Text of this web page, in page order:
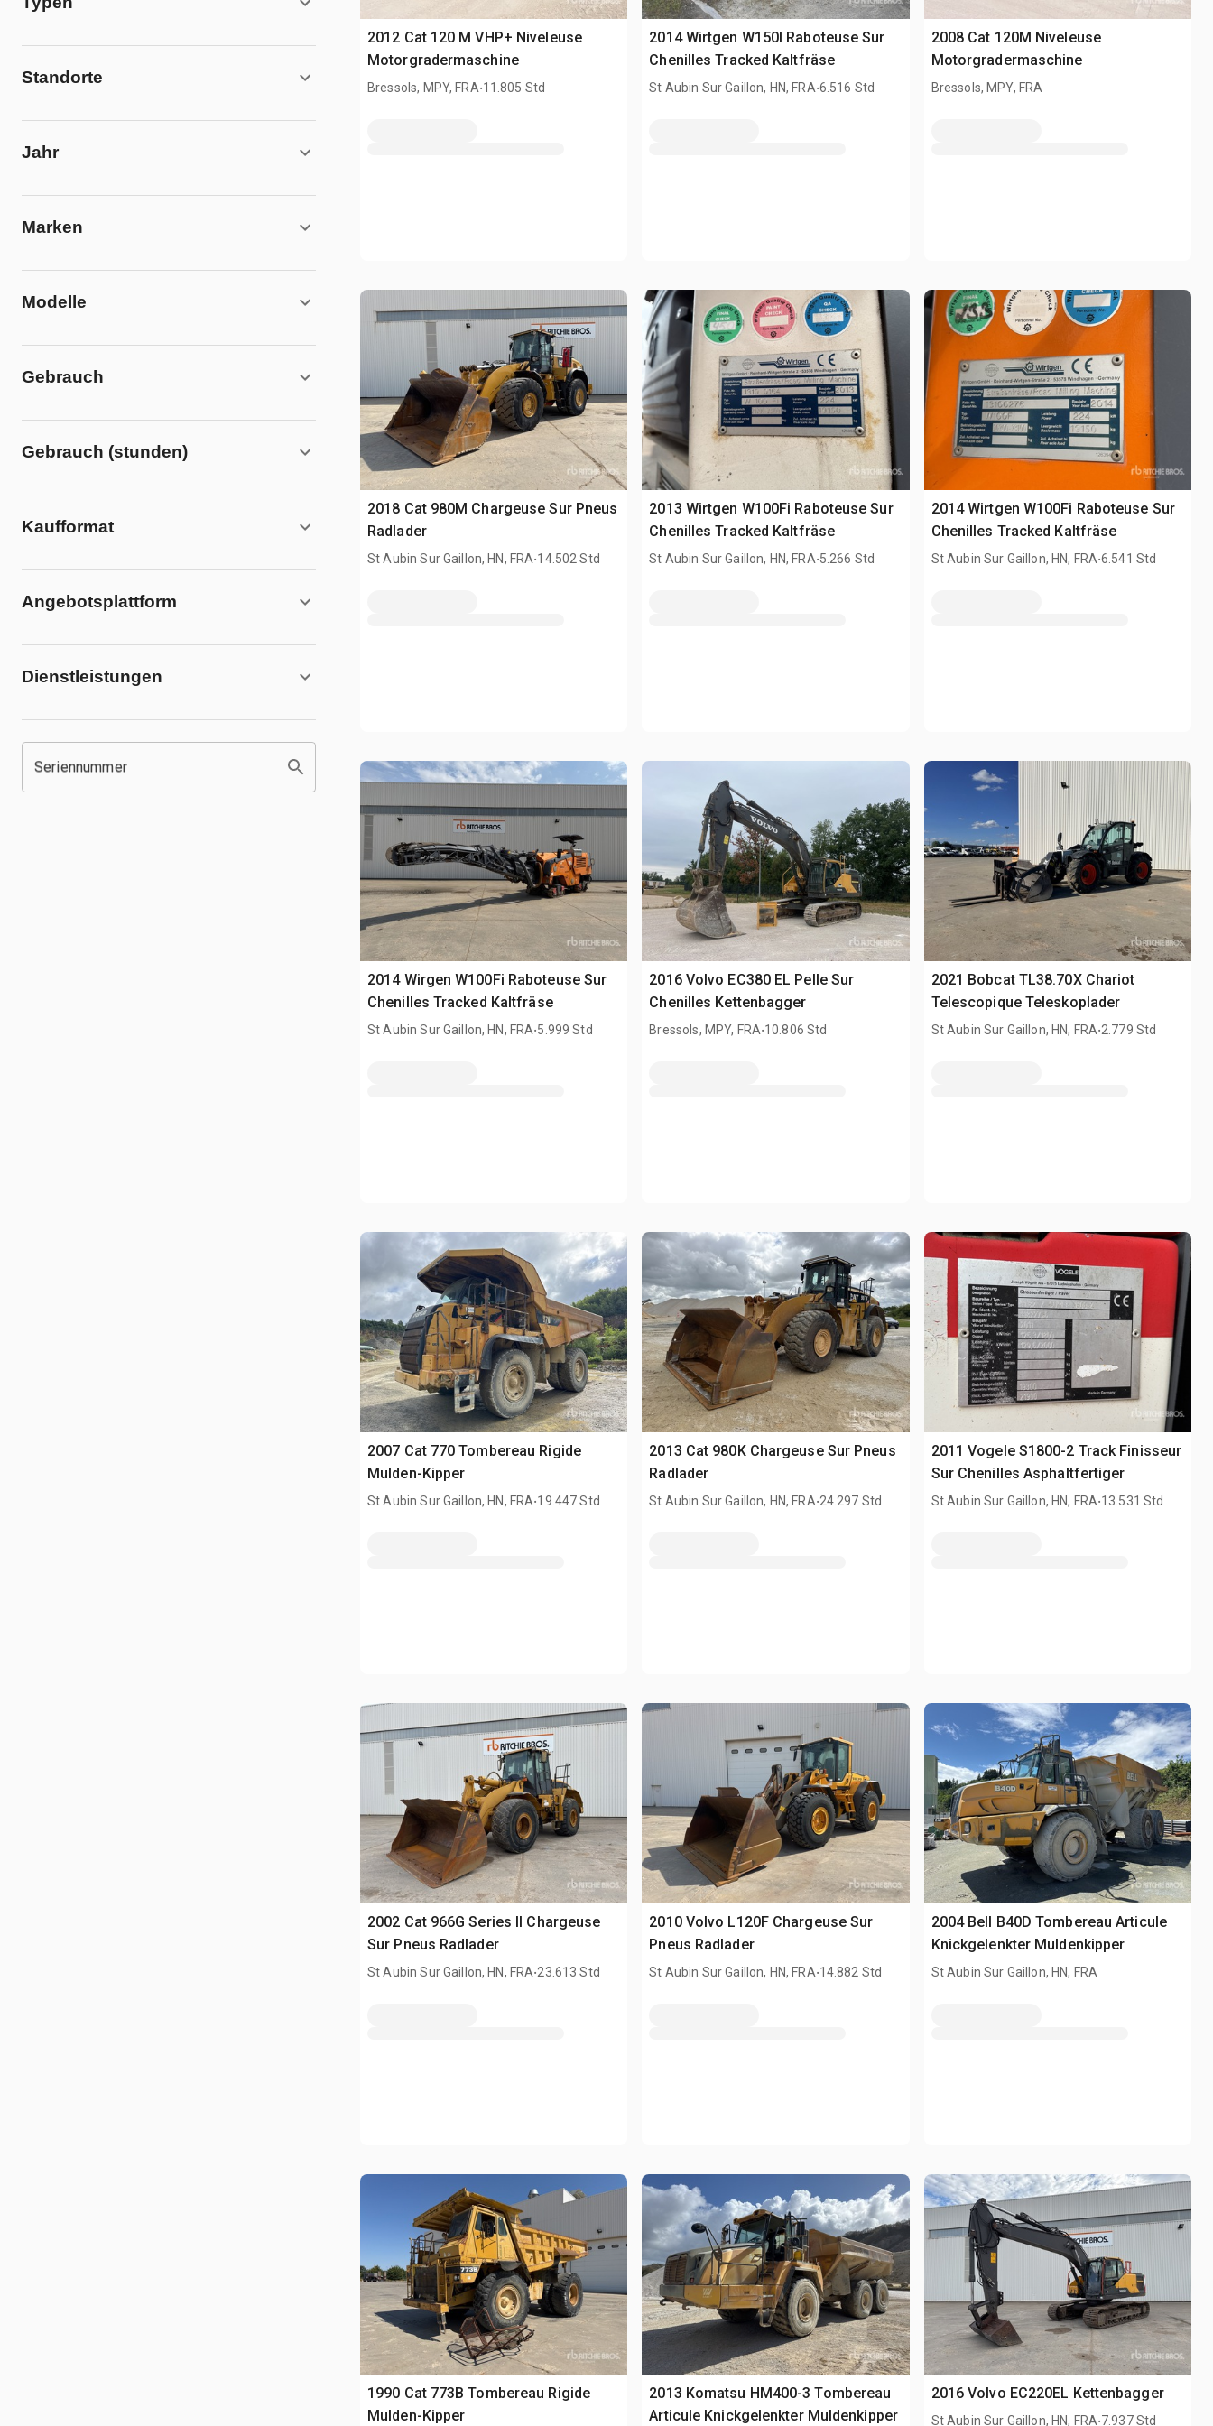
Standorte
Jahr
Marken
Modelle
Gebrauch
Gebrauch (stunden)
Kaufformat
Angebotsplattform
Dienstleistungen
Seriennummer
2012 Cat 120 M VHP+ Niveleuse
Motorgradermaschine
Bressols, MPY, FRA.11.805 Std
2014 Wirtgen W150I Raboteuse Sur
Chenilles Tracked Kaltfräse
St Aubin Sur Gaillon, HN, FRA.6.516 Std
2008 Cat 120M Niveleuse
Motorgradermaschine
Bressols, MPY, FRA
2018 Cat 980M Chargeuse Sur Pneus
Radlader
St Aubin Sur Gaillon, HN, FRA.14.502 Std
2013 Wirtgen W100Fi Raboteuse Sur
Chenilles Tracked Kaltfräse
St Aubin Sur Gaillon, HN, FRA.5.266 Std
2014 Wirtgen W100Fi Raboteuse Sur
Chenilles Tracked Kaltfräse
St Aubin Sur Gaillon, HN, FRA.6.541 Std
2014 Wirgen W100Fi Raboteuse Sur
Chenilles Tracked Kaltfräse
St Aubin Sur Gaillon, HN, FRA.5.999 Std
2016 Volvo EC380 EL Pelle Sur
Chenilles Kettenbagger
Bressols, MPY, FRA.10.806 Std
2021 Bobcat TL38.70X Chariot
Telescopique Teleskoplader
St Aubin Sur Gaillon, HN, FRA.2.779 Std
2007 Cat 770 Tombereau Rigide
Mulden-Kipper
St Aubin Sur Gaillon, HN, FRA.19.447 Std
2013 Cat 980K Chargeuse Sur Pneus
Radlader
St Aubin Sur Gaillon, HN, FRA.24.297 Std
2011 Vogele S1800-2 Track Finisseur
Sur Chenilles Asphaltfertiger
St Aubin Sur Gaillon, HN, FRA.13.531 Std
2002 Cat 966G Series II Chargeuse
Sur Pneus Radlader
St Aubin Sur Gaillon, HN, FRA.23.613 Std
2010 Volvo L120F Chargeuse Sur
Pneus Radlader
St Aubin Sur Gaillon, HN, FRA.14.882 Std
2004 Bell B40D Tombereau Articule
Knickgelenkter Muldenkipper
St Aubin Sur Gaillon, HN, FRA
1990 Cat 773B Tombereau Rigide
Mulden-Kipper
2013 Komatsu HM400-3 Tombereau
Articule Knickgelenkter Muldenkipper
2016 Volvo EC220EL Kettenbagger
St Aubin Sur Gaillon, HN, FRA.7.937 Std